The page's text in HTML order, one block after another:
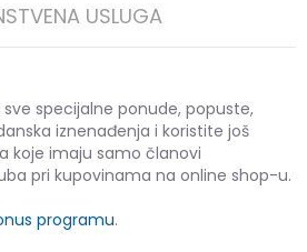
USLUGA
sve specijalne ponude, popuste,
iznenađenja i koristite još
koje imaju samo članovi
pri kupovinama na online shop-u.
programu.